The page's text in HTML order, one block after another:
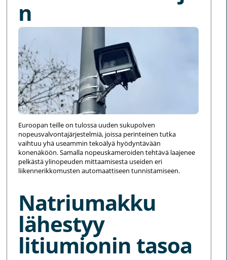
n
Euroopan teille on tulossa uuden sukupolven
nopeusvalvontajärjestelmiä, joissa perinteinen tutka
vaihtuu yhä useammin tekoälyä hyödyntävään
konenäköön. Samalla nopeuskameroiden tehtävä laajenee
pelkästä ylinopeuden mittaamisesta useiden eri
liikennerikkomusten automaattiseen tunnistamiseen.
Natriumakku
lähestyy
litiumionin tasoa